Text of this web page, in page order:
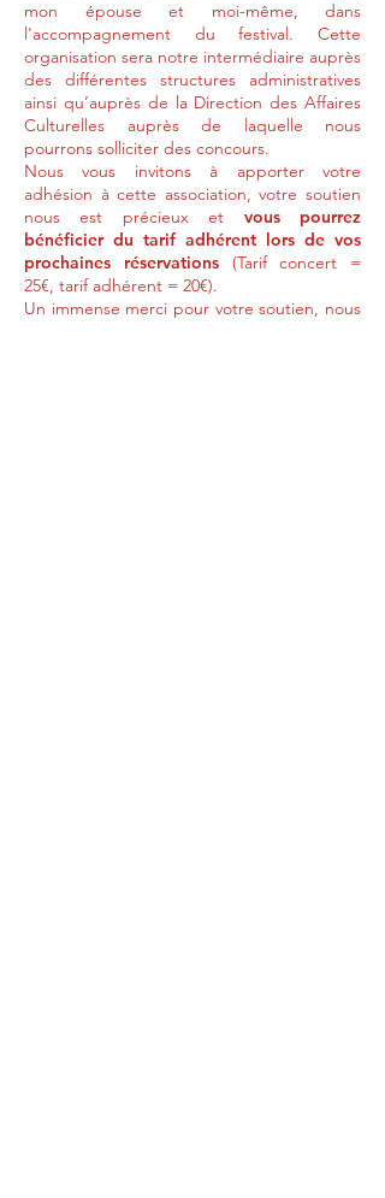
mon épouse et moi-même, dans
l'accompagnement du festival. Cette
organisation sera notre intermédiaire auprès
des différentes structures administratives
ainsi qu’auprès de la Direction des Affaires
Culturelles auprès de laquelle nous
pourrons solliciter des concours.
Nous vous invitons à apporter votre
adhésion à cette association, votre soutien
nous est précieux et vous pourrez
bénéficier du tarif adhérent lors de vos
prochaines réservations (Tarif concert =
25€, tarif adhérent = 20€).
Un immense merci pour votre soutien, nous